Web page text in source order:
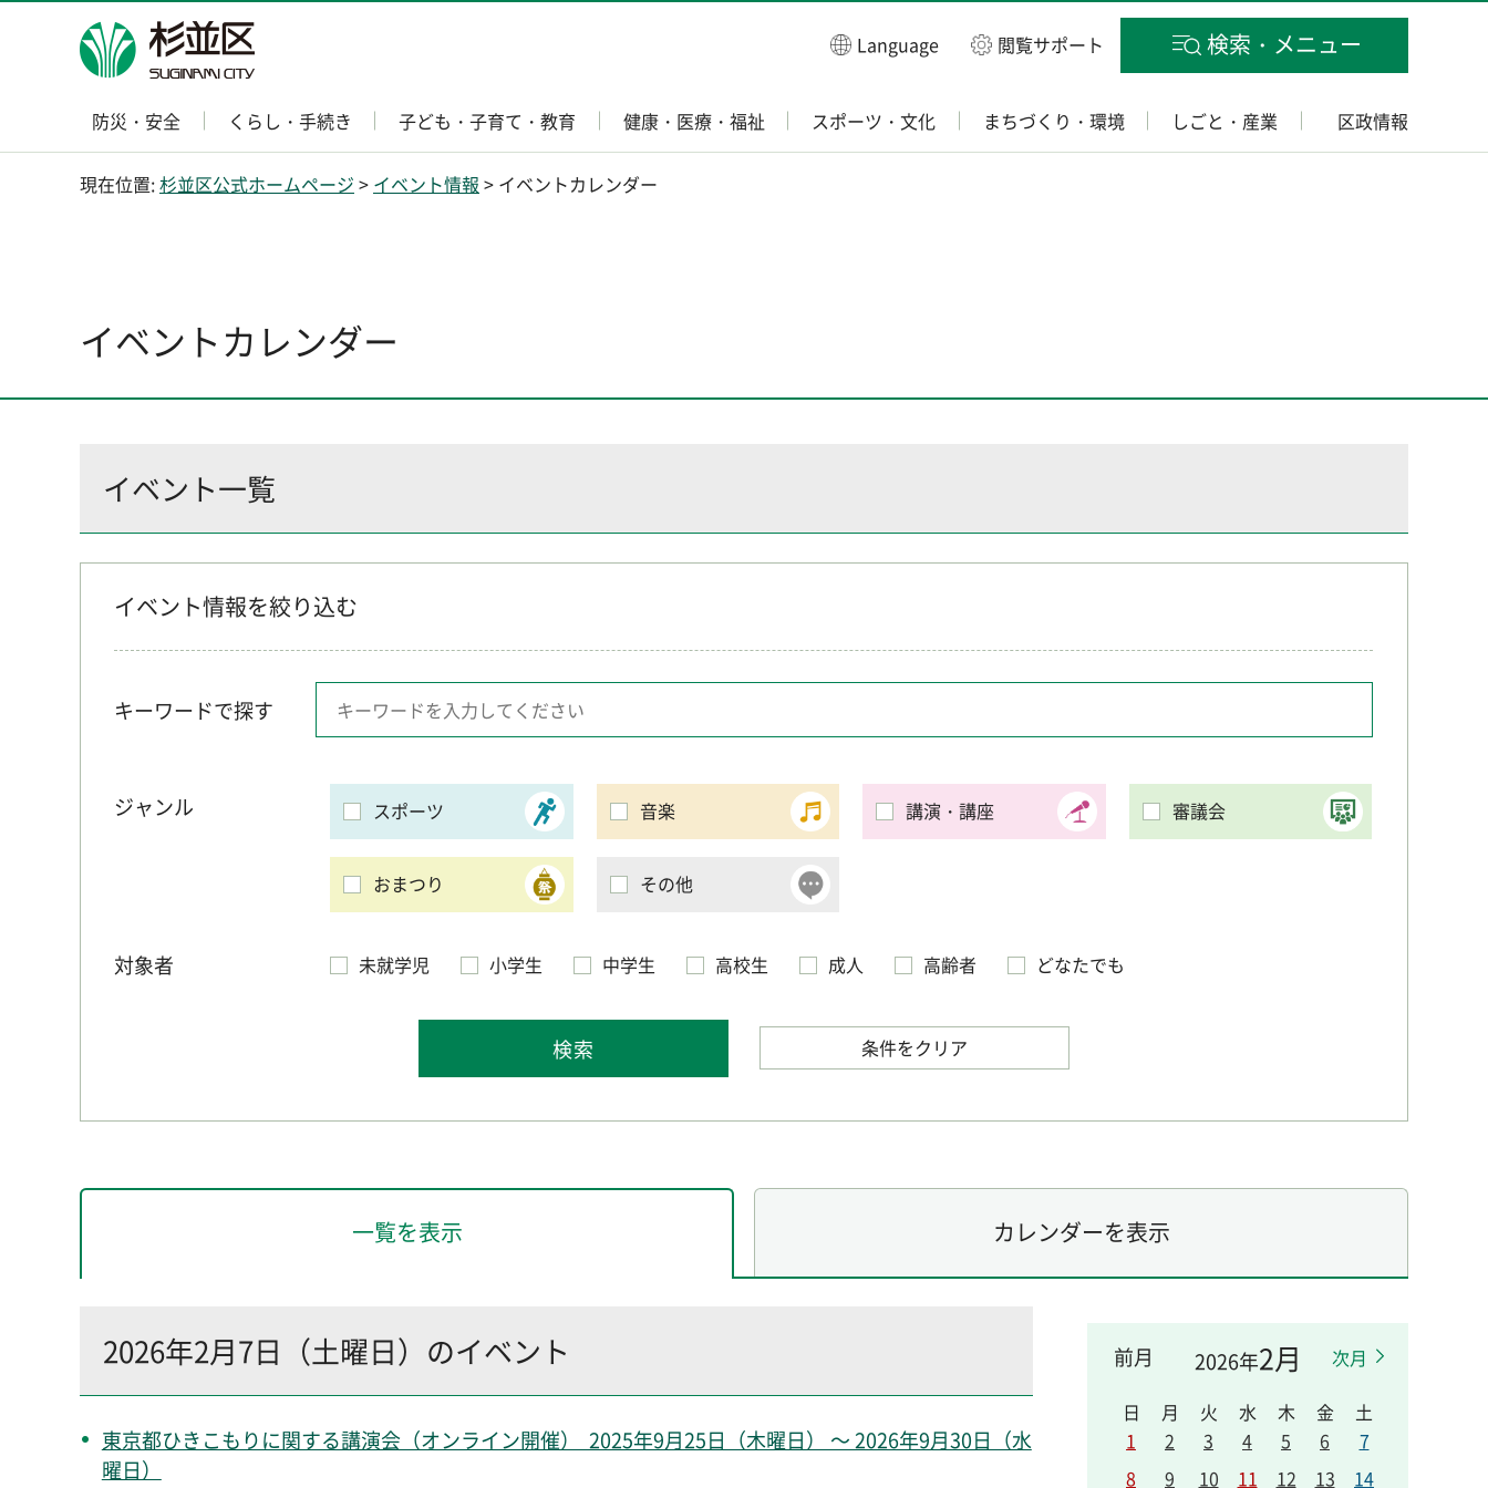
杉並区 Language 閲覧サポート 検索・メニュー
防災・安全 くらし・手続き 子ども・子育て・教育 健康・医療・福祉 スポーツ・文化 まちづくり・環境 しごと・産業 区政情報
現在位置:杉並区公式ホームページ > イベント情報 > イベントカレンダー
イベントカレンダー
イベント一覧
イベント情報を絞り込む
キーワードで探す
ジャンル スポーツ 音楽 講演・講座 審議会
おまつり その他
対象者 未就学児 小学生 中学生 高校生 成人 高齢者 どなたでも
条件をクリア
一覧を表示 カレンダーを表示
2026年2月
前月 次月
日 月 火 水 木 金
土
1
2 3 4 5 6
7
8
9 10 11 12 13
14
2026年2月7日（土曜日）のイベント
東京都ひきこもりに関する講演会（オンライン開催） 2025年9月25日（木曜日） ～ 2026年9月30日（水
曜日）